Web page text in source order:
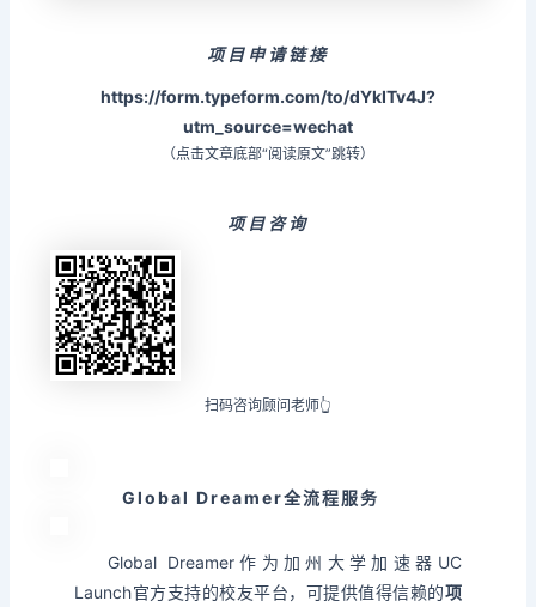
项目申请链接
https://form.typeform.com/to/dYkITv4J?
utm_source=wechat
（点击文章底部“阅读原文”跳转）
项目咨询
扫码咨询顾问老师👆
Global Dreamer全流程服务
Global Dreamer作为加州大学加速器UC
Launch官方支持的校友平台，可提供值得信赖的项